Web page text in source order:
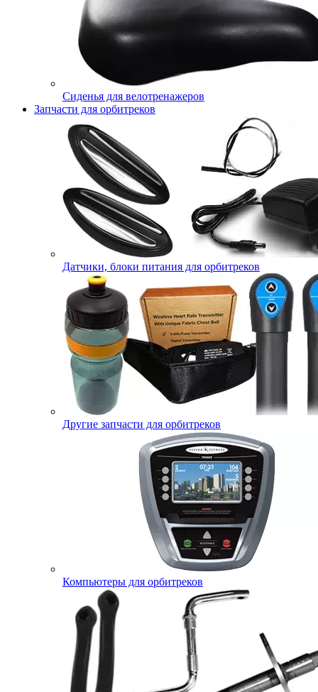
Сиденья для велотренажеров
Запчасти для орбитреков
Датчики, блоки питания для орбитреков
Другие запчасти для орбитреков
Компьютеры для орбитреков